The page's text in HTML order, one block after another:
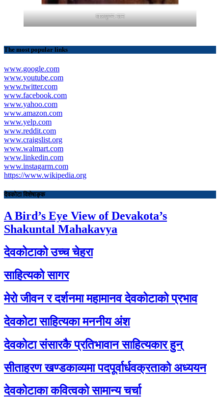
बालकृष्ण-सम
The most popular links
www.google.com
www.youtube.com
www.twitter.com
www.facebook.com
www.yahoo.com
www.amazon.com
www.yelp.com
www.reddit.com
www.craigslist.org
www.walmart.com
www.linkedin.com
www.instagarm.com
https://www.wikipedia.org
देवकोटा विशेषाङ्क
A Bird’s Eye View of Devakota’s
Shakuntal Mahakavya
देवकोटाको उच्च चेहरा
साहित्यको सागर
मेरो जीवन र दर्शनमा महामानव देवकोटाको प्रभाव
देवकोटा साहित्यका मननीय अंश
देवकोटा संसारकै प्रतिभावान साहित्यकार हुन्
सीताहरण खण्डकाव्यमा पदपूर्वार्धवक्रताको अध्ययन
देवकोटाका कवित्वको सामान्य चर्चा